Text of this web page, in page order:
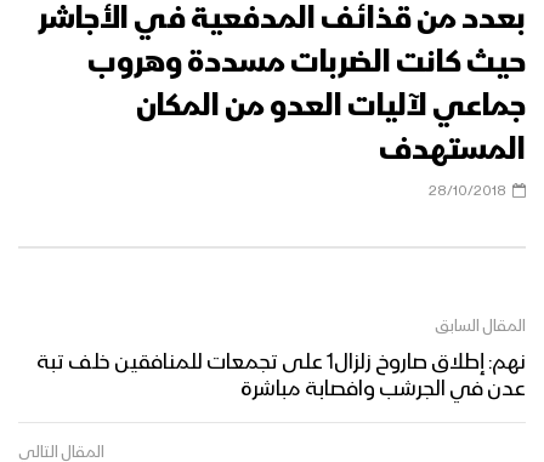
بعدد من قذائف المدفعية في الأجاشر
حيث كانت الضربات مسددة وهروب
جماعي لآليات العدو من المكان
المستهدف
28/10/2018
المقال السابق
نهم: إطلاق صاروخ زلزال1 على تجمعات للمنافقين خلف تبة
عدن في الجرشب وافصابة مباشرة
المقال التالي